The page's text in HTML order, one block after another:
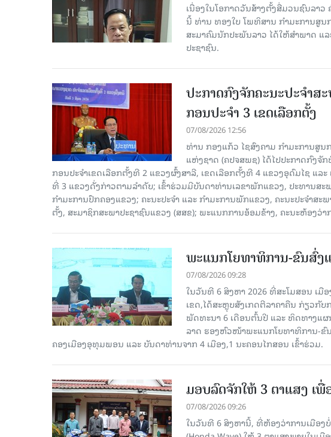
ເນື່ອງໃນໂອກາດວັນສ້າງຕັ້ງສື່ມວນຊົນລາວ
ນີ້ ທ່ານ ທອງໃບ ໂພທິສານ ກໍາມະການສູນ
ສະມາຄົມນັກປະພັນລາວ ໄດ້ໃຫ້ສໍາພາດ
ປະຊາຊົນ.
ປະກາດກົງຈັກຄະນະປະຈໍາສ
ກອນປະຈໍາ 3 ເຂດເລືອກຕັ້ງ
07/08/2026 12:56
ທ່ານ ກອງແກ້ວ ໄຊສົງຄາມ ກຳມະການສູ
ແຫ່ງຊາດ (ຄປຈສພຊ) ໄດ້ໄປປະກາດກົງຈັ
ກອນປະຈໍາເຂດເລືອກຕັ້ງທີ 2 ແຂວງຜົ້ງສາລີ, ເຂດເລືອກຕັ້ງທີ 4 ແຂວງອຸດົມໄຊ ແ
ທີ່ 3 ແຂວງດັ່ງກ່າວຕາມລຳດັບ; ເຂົ້າຮ່ວມມີບັນດາທ່ານເລຂາພັກແຂວງ, ປະທານສ
ກໍາມະການປົກຄອງແຂວງ; ຄະນະປະຈໍາ ແລະ ກໍາມະການພັກແຂວງ, ຄະນະປະຈໍາສະ
ຕັ້ງ, ສະມາຊິກສະພາປະຊາຊົນແຂວງ (ສສຂ); ພະແນກການອ້ອມຂ້າງ, ຄະນະຫ້ອງວ່
ພະແນກໂຍທາທິການ-ຂົນສົ່ງ
07/08/2026 09:28
ໃນວັນທີ 6 ສິງຫາ 2026 ທີ່ສະໂມສອນ ເ
ເຂດ,ໄດ້ສະຫຼຸບສັງເກດຕີລາຄາຄືນ ກ່ຽວກັ
ພັດທະນາ 6 ເດືອນຕົ້ນປີ ແລະ ທິດທາງແ
ລາດ ຮອງຫົວໜ້າພະແນກໂຍທາທິການ-ຂົ
ຄອງເມືອງອຸທຸມພອນ ແລະ ບັນດາທ່ານຈາກ 4 ເມືອງ,1 ນະຄອນໄກສອນ ເຂົ້າຮ່ວມ.
ມອບລົດຈັກໃຫ້ 3 ຕາແສງ ເ
07/08/2026 09:26
ໃນວັນທີ 6 ສິງຫານີ້, ທີ່ຫ້ອງວ່າການເມືອງ